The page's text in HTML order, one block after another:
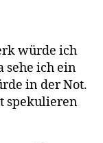
würde ich
sehe ich ein
in der Not.
spekulieren